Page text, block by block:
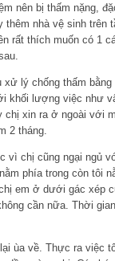
nên bị thấm nặng,
nhà vệ sinh
rất thích muốn có 1
lý chống thấm
khối lượng việc như
xin ra ở ngoài với
2 tháng.
vì chị cũng ngại ngủ
phía trong còn tôi
em ở dưới gác xép
cần nữa. Thời
ùa về. Thực ra